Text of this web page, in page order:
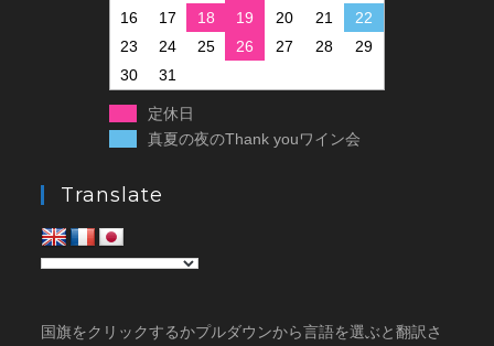
16
17 18 19 20 21
22
23
24 25 26 27 28
29
30
31
定休日
真夏の夜のThank youワイン会
Translate
国旗をクリックするかプルダウンから言語を選ぶと翻訳さ